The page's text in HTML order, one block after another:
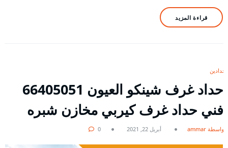
قراءة المزيد
حدادين
حداد غرف شينكو العيون 66405051
فني حداد غرف كيربي مخازن شبره
بواسطة ammar أبريل 22, 2021 0